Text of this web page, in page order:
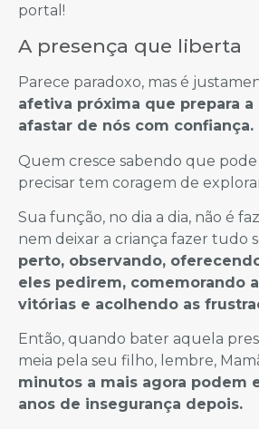
portal!
A presença que liberta
Parece paradoxo, mas é
afetiva próxima que prepara a
afastar de nós com confiança.
Quem cresce sabendo que
precisar tem coragem de
Sua função, no dia a dia, não é
nem deixar a criança fazer tudo
perto, observando,
eles pedirem, comemorando
vitórias e acolhendo as
Então, quando bater aquela
meia pela seu filho, lembre,
minutos a mais agora podem
anos de insegurança depois.